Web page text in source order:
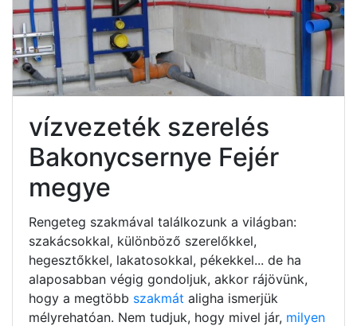
vízvezeték szerelés
Bakonycsernye Fejér
megye
Rengeteg szakmával találkozunk a világban:
szakácsokkal, különböző szerelőkkel,
hegesztőkkel, lakatosokkal, pékekkel... de ha
alaposabban végig gondoljuk, akkor rájövünk,
hogy a megtöbb szakmát aligha ismerjük
mélyrehatóan. Nem tudjuk, hogy mivel jár, milyen